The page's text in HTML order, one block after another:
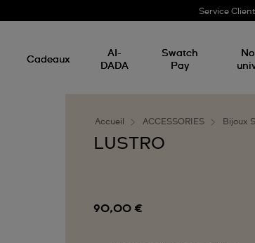
Service
Cadeaux
AI-
DADA
Swatch
Pay
Accueil ACCESSORIES Bijoux
LUSTRO
90,00 €